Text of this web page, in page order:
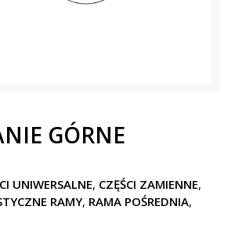
GÓRNE
UNIWERSALNE, CZĘŚCI ZAMIENNE,
RAMY, RAMA POŚREDNIA,